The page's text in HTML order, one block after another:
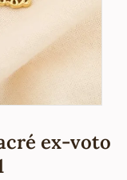
ex-voto